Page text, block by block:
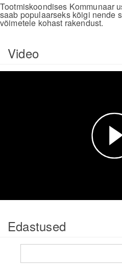
Tootmiskoondises Kommunaar
saab populaarseks kõigi nende
võimetele kohast rakendust.
Video
Edastused